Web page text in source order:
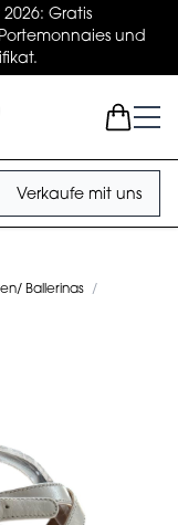
Gratis
und
Verkaufe mit uns
Ballerinas
/